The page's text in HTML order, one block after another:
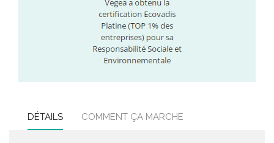
DÉTAILS COMMENT ÇA MARCHE